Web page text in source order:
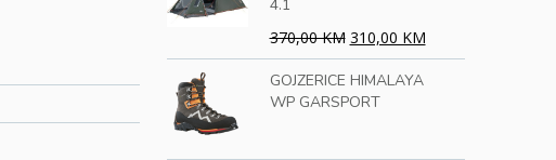
4.1
370,00 KM 310,00 KM
GOJZERICE HIMALAYA
WP GARSPORT